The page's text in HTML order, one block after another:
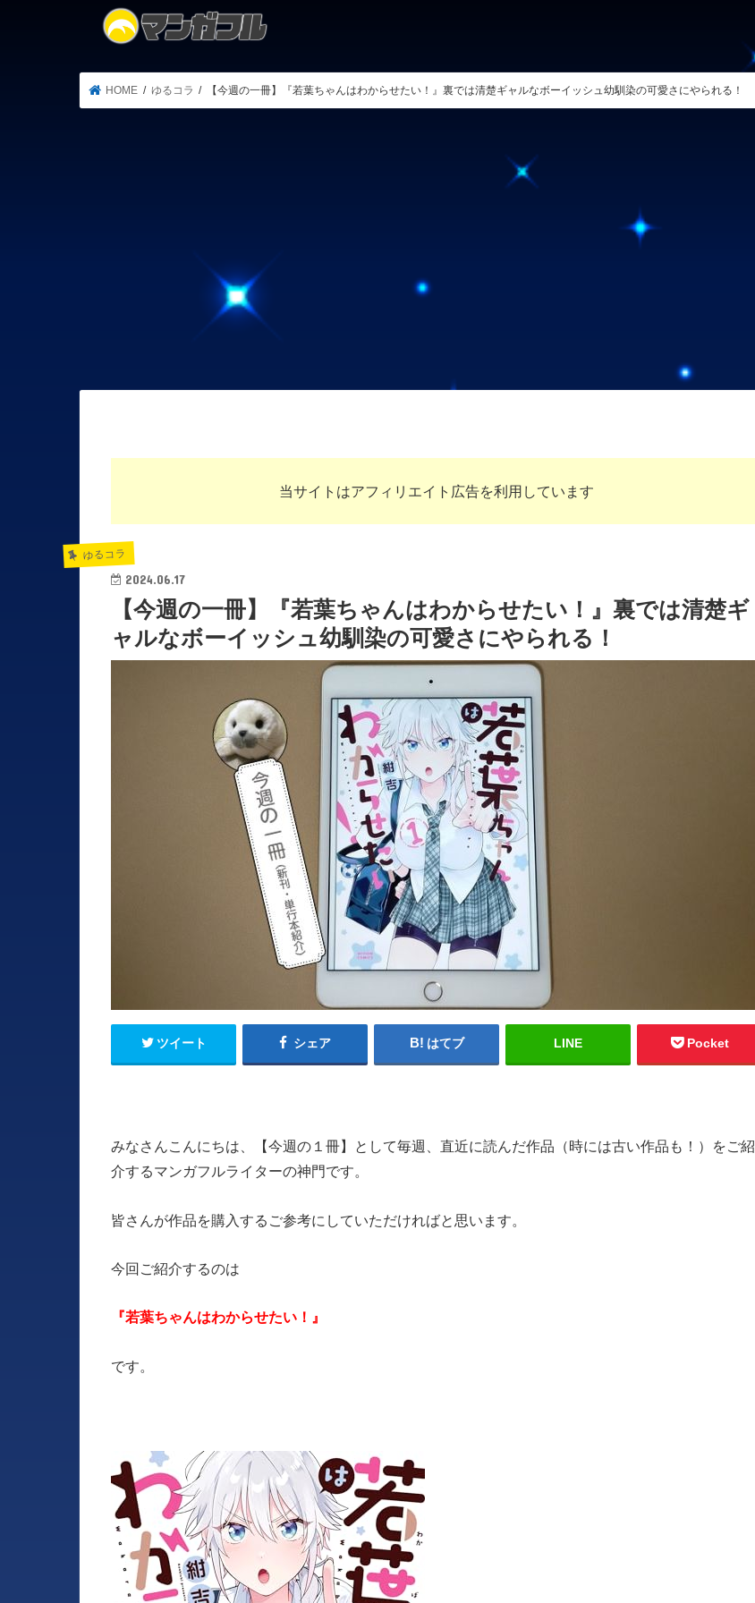
HOME ゆるコラ 【今週の一冊】『若葉ちゃんはわからせたい！』裏では清楚ギャルなボーイッシュ幼馴染の可愛さにやられる！
当サイトはアフィリエイト広告を利用しています
ゆるコラ
2024.06.17
【今週の一冊】『若葉ちゃんはわからせたい！』裏では清楚ギ
ャルなボーイッシュ幼馴染の可愛さにやられる！
ツイート シェア はてブ LINE Pocket
みなさんこんにちは、【今週の１冊】として毎週、直近に読んだ作品（時には古い作品も！）をご紹
介するマンガフルライターの神門です。
皆さんが作品を購入するご参考にしていただければと思います。
今回ご紹介するのは
『若葉ちゃんはわからせたい！』
です。